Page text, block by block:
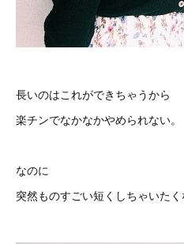
長いのはこれができちゃうから
楽チンでなかなかやめられない。
なのに
突然ものすごい短くしちゃいた